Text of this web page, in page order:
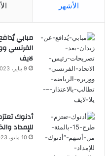
الأشهر
مبابي
الفرنسي
لايف
9 يناير، 2023
للإمداد
10 مايو، 2023